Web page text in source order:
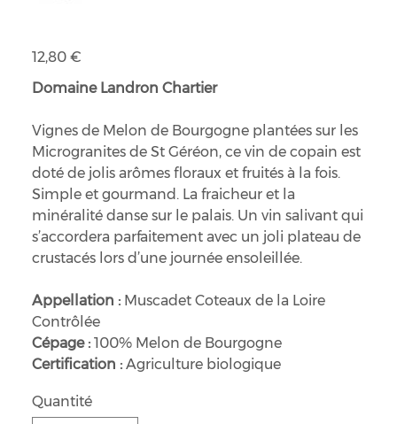
Prix
12,80 €
Domaine Landron Chartier
Vignes de Melon de Bourgogne plantées sur les
Microgranites de St Géréon, ce vin de copain est
doté de jolis arômes floraux et fruités à la fois.
Simple et gourmand. La fraicheur et la
minéralité danse sur le palais. Un vin salivant qui
s’accordera parfaitement avec un joli plateau de
crustacés lors d’une journée ensoleillée.
Appellation : Muscadet Coteaux de la Loire
Contrôlée
Cépage : 100% Melon de Bourgogne
Certification : Agriculture biologique
Quantité